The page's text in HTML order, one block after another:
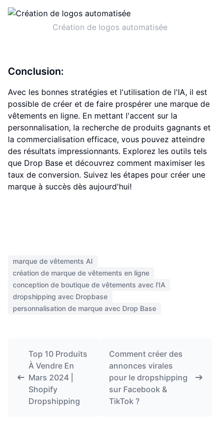
Création de logos automatisée
Conclusion:
Avec les bonnes stratégies et l'utilisation de l'IA, il est
possible de créer et de faire prospérer une marque de
vêtements en ligne. En mettant l'accent sur la
personnalisation, la recherche de produits gagnants et
la commercialisation efficace, vous pouvez atteindre
des résultats impressionnants. Explorez les outils tels
que Drop Base et découvrez comment maximiser les
taux de conversion. Suivez les étapes pour créer une
marque à succès dès aujourd'hui!
marque de vêtements AI
création de marque de vêtements en ligne
conception de boutique de vêtements avec l'IA
dropshipping avec Dropbase
personnalisation de marque avec Drop Base
Top 10 Produits
À Vendre En
Mars 2024 |
Shopify
Dropshipping
Comment créer des
annonces virales
pour le dropshipping
sur Facebook &
TikTok ?